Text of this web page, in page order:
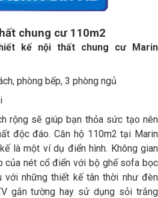
chung cư 110m2
kế nội thất chung cư Marin
phòng bếp, 3 phòng ngủ
rộng sẽ giúp bạn thỏa sức tạo nên
độc đáo. Căn hộ 110m2 tại Marin
là một ví dụ điển hình. Không gian
của nét cổ điển với bộ ghế sofa bọc
với những thiết kế tân thời như đèn
gắn tường hay sử dụng sỏi trắng